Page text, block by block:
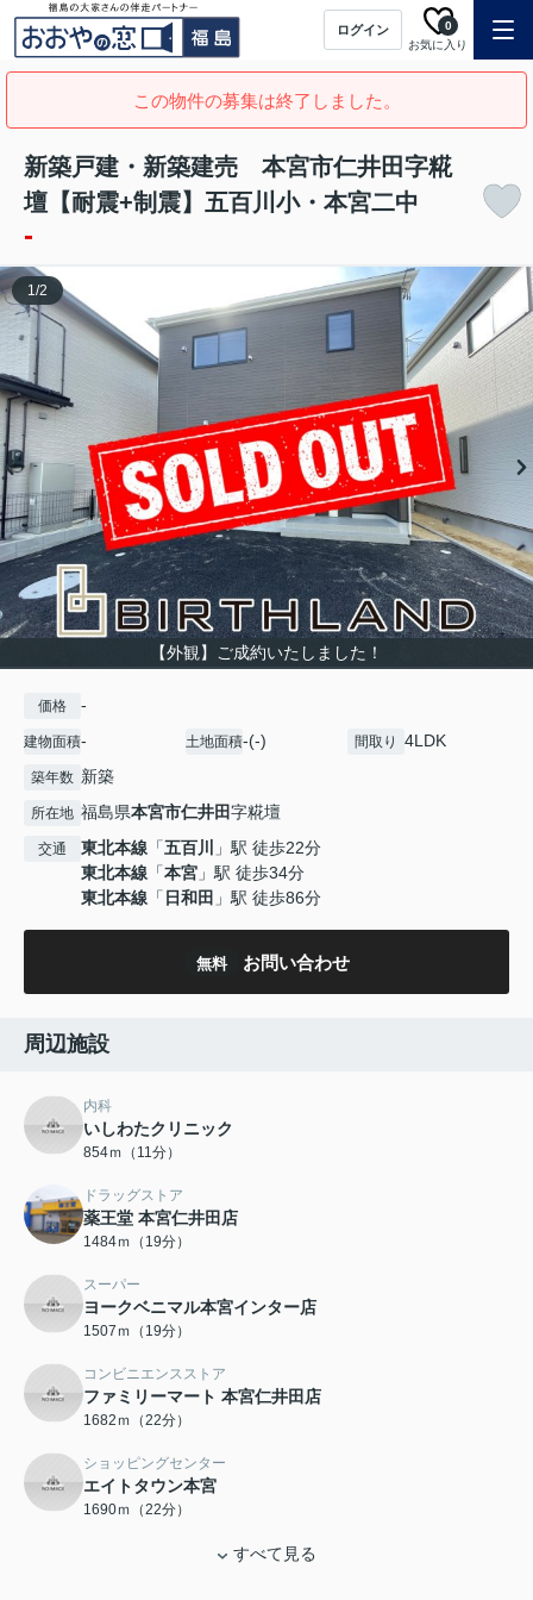
ログイン
お気に入り
0
この物件の募集は終了しました。
新築戸建・新築建売 本宮市仁井田字糀
壇【耐震+制震】五百川小・本宮二中
-
【外観】ご成約いたしました！
1/2
価格 -
建物面積- 土地面積-(-) 間取り 4LDK
築年数 新築
所在地 福島県本宮市仁井田字糀壇
交通 東北本線 「五百川
」駅 徒歩22分
東北本線 「本宮 」駅 徒歩34分
東北本線 「 日和田 」駅 徒歩86分
無料 お問い合わせ
周辺施設
内科
いしわたクリニック
854ｍ（11分）
ドラッグストア
薬王堂 本宮仁井田店
1484ｍ（19分）
スーパー
ヨークベニマル本宮インター店
1507ｍ（19分）
コンビニエンスストア
ファミリーマート 本宮仁井田店
1682ｍ（22分）
ショッピングセンター
エイトタウン本宮
1690ｍ（22分）
すべて見る